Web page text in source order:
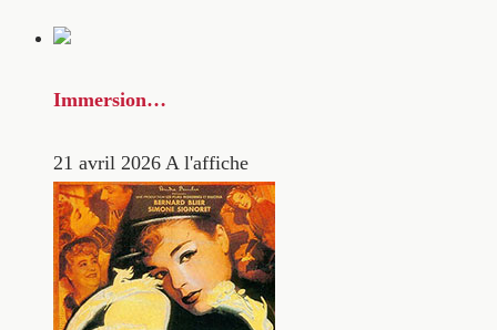
Immersion…
21 avril 2026 A l'affiche